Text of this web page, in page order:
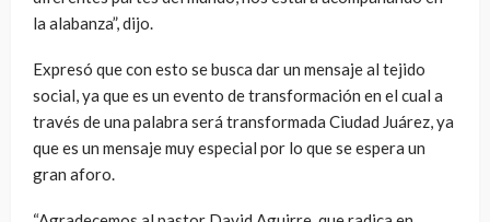
la alabanza”, dijo.
Expresó que con esto se busca dar un mensaje al tejido
social, ya que es un evento de transformación en el cual a
través de una palabra será transformada Ciudad Juárez, ya
que es un mensaje muy especial por lo que se espera un
gran aforo.